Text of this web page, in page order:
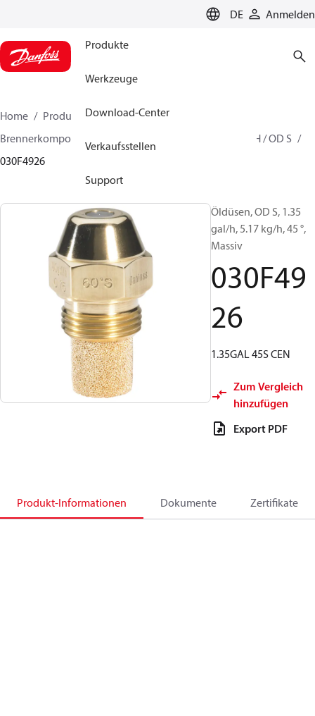
DE Anmelden
Produkte
Werkzeuge
Download-Center
Verkaufsstellen
Support
Home Produkte
Lösung für Wärmetechnik
Brennerkomponenten
Ölbrennerdüse
OD B / OD H / OD S
030F4926
Öldüsen, OD S, 1.35
gal/h, 5.17 kg/h, 45 °,
Massiv
030F49
26
1.35GAL 45S CEN
Zum Vergleich
hinzufügen
Export PDF
Produkt-Informationen Dokumente Zertifikate